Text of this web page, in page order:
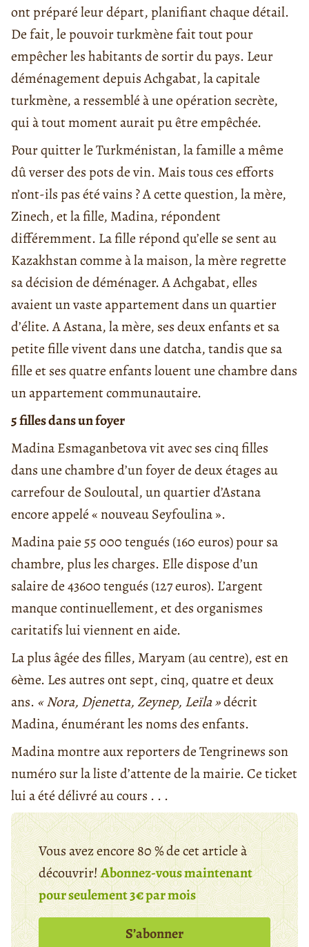
ont préparé leur départ, planifiant chaque détail.
De fait, le pouvoir turkmène fait tout pour
empêcher les habitants de sortir du pays. Leur
déménagement depuis Achgabat, la capitale
turkmène, a ressemblé à une opération secrète,
qui à tout moment aurait pu être empêchée.
Pour quitter le Turkménistan, la famille a même
dû verser des pots de vin. Mais tous ces efforts
n’ont-ils pas été vains ? A cette question, la mère,
Zinech, et la fille, Madina, répondent
différemment. La fille répond qu’elle se sent au
Kazakhstan comme à la maison, la mère regrette
sa décision de déménager. A Achgabat, elles
avaient un vaste appartement dans un quartier
d’élite. A Astana, la mère, ses deux enfants et sa
petite fille vivent dans une datcha, tandis que sa
fille et ses quatre enfants louent une chambre dans
un appartement communautaire.
5 filles dans un foyer
Madina Esmaganbetova vit avec ses cinq filles
dans une chambre d’un foyer de deux étages au
carrefour de Souloutal, un quartier d’Astana
encore appelé « nouveau Seyfoulina ».
Madina paie 55 000 tengués (160 euros) pour sa
chambre, plus les charges. Elle dispose d’un
salaire de 43600 tengués (127 euros). L’argent
manque continuellement, et des organismes
caritatifs lui viennent en aide.
La plus âgée des filles, Maryam (au centre), est en
6ème. Les autres ont sept, cinq, quatre et deux
ans. « Nora, Djenetta, Zeynep, Leïla »décrit
Madina, énumérant les noms des enfants.
Madina montre aux reporters de Tengrinews son
numéro sur la liste d’attente de la mairie. Ce ticket
lui a été délivré au cours . . .
Vous avez encore 80 % de cet article à
découvrir!Abonnez-vous maintenant
pour seulement 3€ par mois
S’abonner